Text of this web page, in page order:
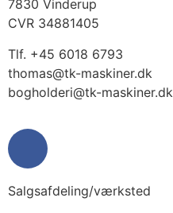
7830 Vinderup
CVR 34881405
​Tlf. +45 6018 6793
thomas@tk-maskiner.dk
bogholderi@tk-maskiner.dk
Salgsafdeling/værksted